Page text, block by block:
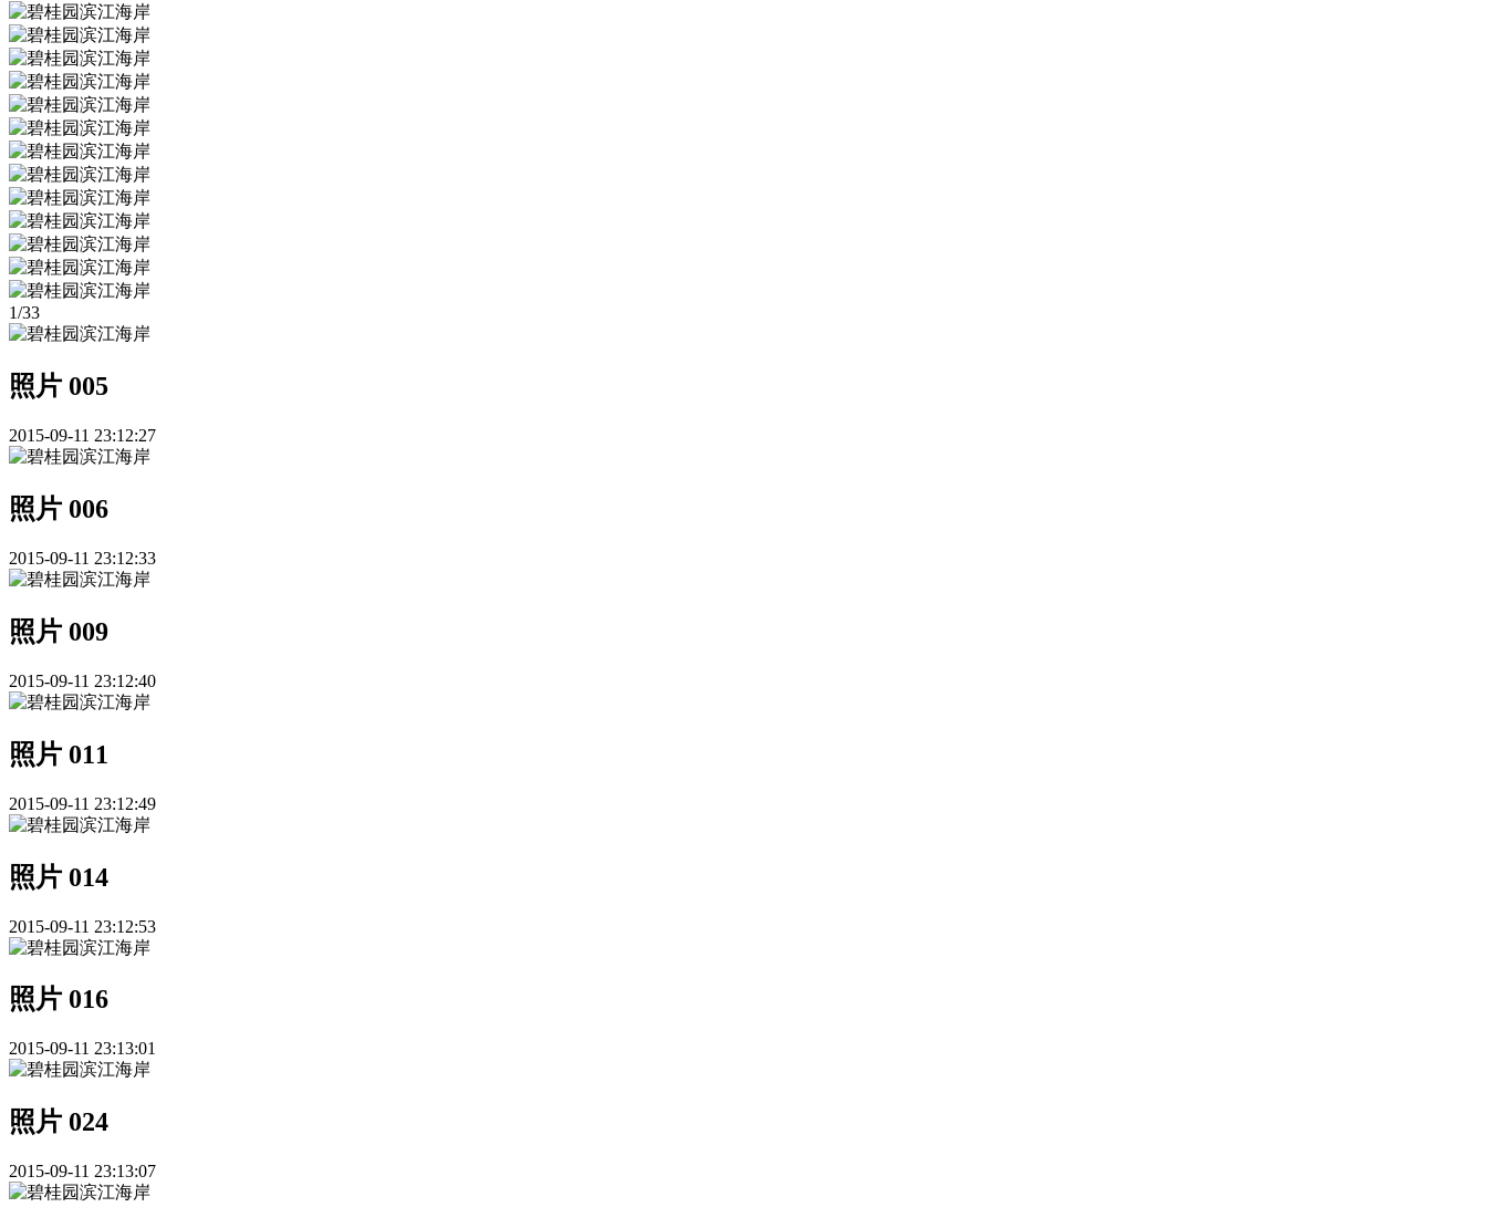
1/33
照片 005
2015-09-11 23:12:27
照片 006
2015-09-11 23:12:33
照片 009
2015-09-11 23:12:40
照片 011
2015-09-11 23:12:49
照片 014
2015-09-11 23:12:53
照片 016
2015-09-11 23:13:01
照片 024
2015-09-11 23:13:07